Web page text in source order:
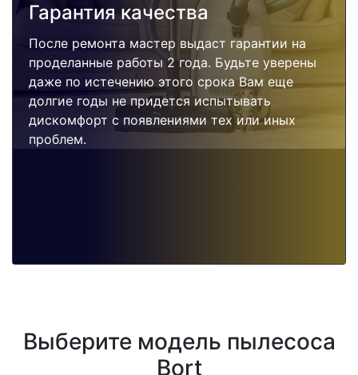
Гарантия качества
После ремонта мастер выдаст гарантии на
проделанные работы 2 года. Будьте уверены
даже по истечению этого срока Вам еще
долгие годы не придется испытывать
дискомфорт с появлениями тех или иных
проблем.
Выберите модель пылесоса
Bort